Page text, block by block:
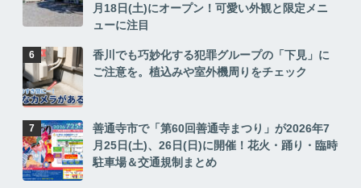
月18日(土)にオープン！可愛い外観と限定メニ
ューに注目
香川でも巧妙化する犯罪グループの「下見」に
ご注意を。植込みや室外機周りをチェック
善通寺市で「第60回善通寺まつり」が2026年7
月25日(土)、26日(日)に開催！花火・踊り・臨時
駐車場＆交通規制まとめ